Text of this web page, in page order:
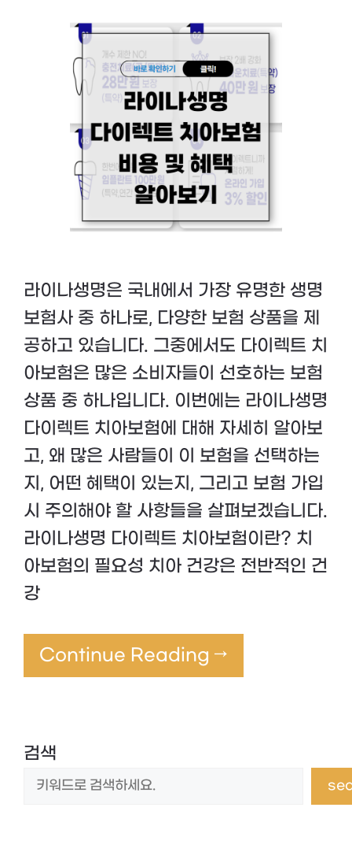
라이나생명은 국내에서 가장 유명한 생명
보험사 중 하나로, 다양한 보험 상품을 제
공하고 있습니다. 그중에서도 다이렉트 치
아보험은 많은 소비자들이 선호하는 보험
상품 중 하나입니다. 이번에는 라이나생명
다이렉트 치아보험에 대해 자세히 알아보
고, 왜 많은 사람들이 이 보험을 선택하는
지, 어떤 혜택이 있는지, 그리고 보험 가입
시 주의해야 할 사항들을 살펴보겠습니다.
라이나생명 다이렉트 치아보험이란? 치
아보험의 필요성 치아 건강은 전반적인 건
강
Continue Reading →
검색